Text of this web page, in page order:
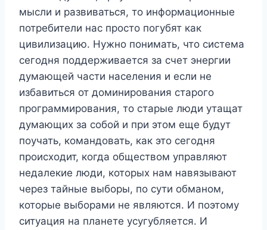
мысли и развиваться, то информационные
потребители нас просто погубят как
цивилизацию. Нужно понимать, что система
сегодня поддерживается за счет энергии
думающей части населения и если не
избавиться от доминирования старого
программирования, то старые люди утащат
думающих за собой и при этом еще будут
поучать, командовать, как это сегодня
происходит, когда обществом управляют
недалекие люди, которых нам навязывают
через тайные выборы, по сути обманом,
которые выборами не являются. И поэтому
ситуация на планете усугубляется. И